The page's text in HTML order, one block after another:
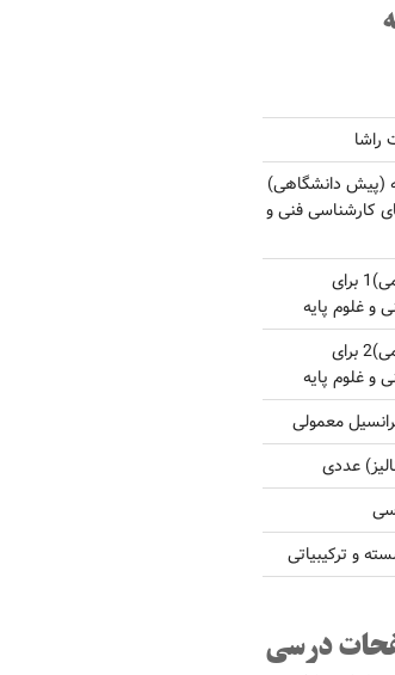
راشا
(پیش دانشگاهی)
کارشناسی فنی و
ریاضی (عمومی)1 برای
و غلوم پایه
ریاضی (عمومی)2 برای
و غلوم پایه
معمولی
عددی
و ترکیبیاتی
درسی